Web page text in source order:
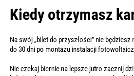
Kiedy otrzymasz
Na swój „bilet do przyszłości” nie będziesz
do 30 dni po montażu instalacji
Nie czekaj biernie na lepsze jutro zacznij